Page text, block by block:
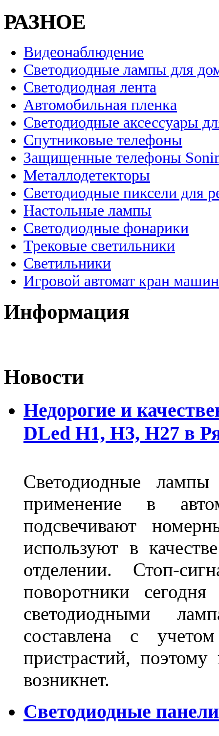
РАЗНОЕ
Видеонаблюдение
Светодиодные лампы для
Светодиодная лента
Автомобильная пленка
Светодиодные аксессуары
Спутниковые телефоны
Защищенные телефоны
Металлодетекторы
Светодиодные пиксели для
Настольные лампы
Светодиодные фонарики
Трековые светильники
Светильники
Игровой автомат кран
Информация
Новости
Недорогие и
DLed Н1, Н3, Н27 в
Светодиодные
применение в
подсвечивают
используют в
отделении. Стоп-
поворотники
светодиодными
составлена с
пристрастий,
возникнет.
Светодиодные